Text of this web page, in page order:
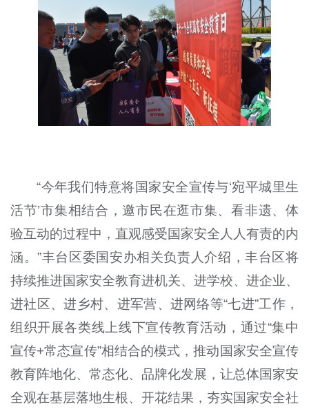
“今年我们特意将国家安全宣传与‘宛平城里生
活节’市集相结合，邀市民在逛市集、看非遗、体
验互动的过程中，直观感受国家安全人人有责的内
涵。”丰台区委国安办相关负责人介绍，丰台区将
持续推进国家安全教育进机关、进学校、进企业、
进社区、进乡村、进军营、进网络等“七进”工作，
组织开展各类线上线下宣传教育活动，通过“集中
宣传+常态宣传”相结合的模式，推动国家安全宣传
教育阵地化、常态化、品牌化发展，让总体国家安
全观在基层落地生根、开花结果，夯实国家安全社